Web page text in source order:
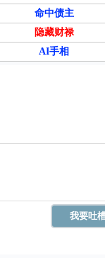
命中债主
隐藏财禄
AI手相